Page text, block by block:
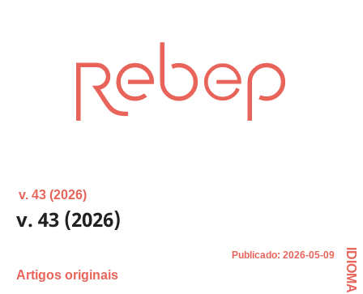
v. 43 (2026)
v. 43 (2026)
Publicado: 2026-05-09
Artigos originais IDIOMA